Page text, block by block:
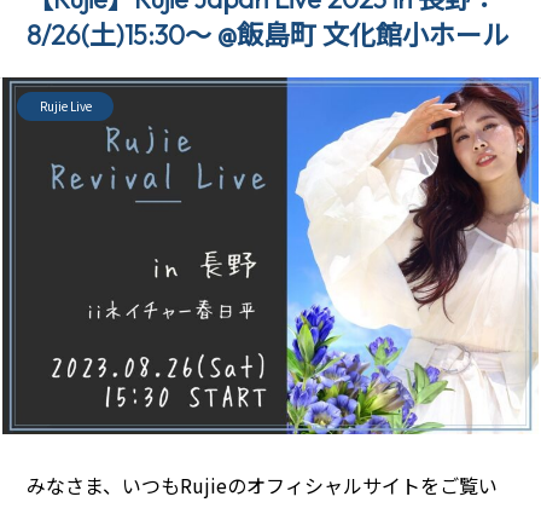
8/26(土)15:30〜 @飯島町 文化館小ホール
Rujie Live
みなさま、いつもRujieのオフィシャルサイトをご覧い